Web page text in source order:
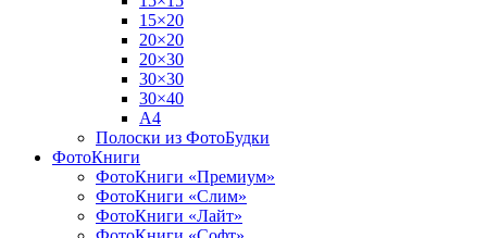
15×20
20×20
20×30
30×30
30×40
A4
Полоски из ФотоБудки
ФотоКниги
ФотоКниги «Премиум»
ФотоКниги «Слим»
ФотоКниги «Лайт»